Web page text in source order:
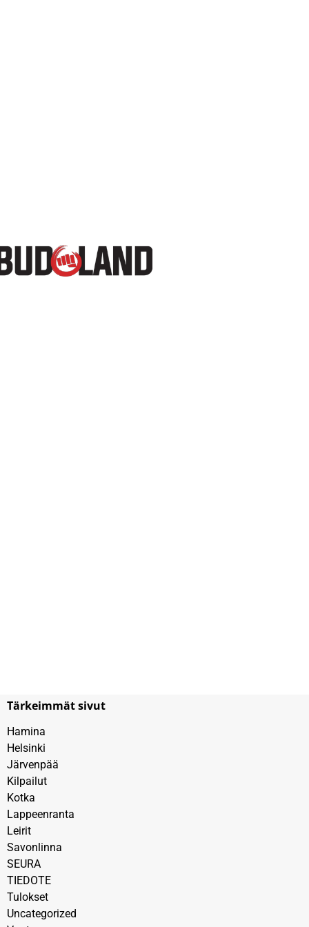
Tärkeimmät sivut
Hamina
Helsinki
Järvenpää
Kilpailut
Kotka
Lappeenranta
Leirit
Savonlinna
SEURA
TIEDOTE
Tulokset
Uncategorized